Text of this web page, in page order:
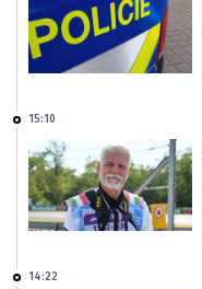
15:10
14:22